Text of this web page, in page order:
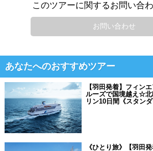
このツアーに関するお問い合
お問い合わせ
あなたへのおすすめツアー
【羽田発着】フィン
ルーズで国境越え☆北
リン10日間《スタン
《ひとり旅》【羽田